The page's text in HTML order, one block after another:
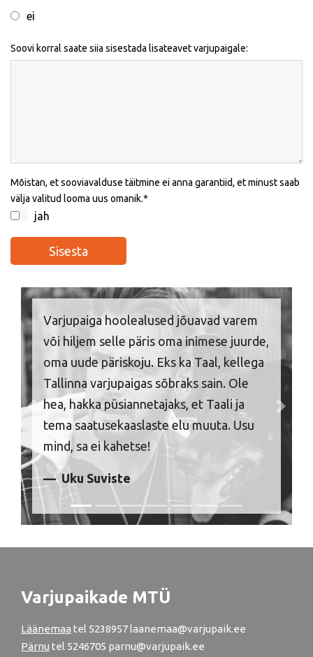
ei
Soovi korral saate siia sisestada lisateavet varjupaigale:
Mõistan, et sooviavalduse täitmine ei anna garantiid, et minust saab
välja valitud looma uus omanik.
jah
Varjupaiga hoolealused jõuavad varem
või hiljem selle päris oma inimese juurde,
oma uude päriskoju. Eks ka Taal, kellega
Tallinna varjupaigas sõbraks sain. Ole
hea, hakka püsiannetajaks, et Taali ja
tema saatusekaaslaste elu muuta. Usu
mind, sa ei kahetse!
Uku Suviste
Previous Next
Varjupaikade MTÜ
Läänemaa tel 5238957 laanemaa@varjupaik.ee
Pärnu tel 5246705 parnu@varjupaik.ee